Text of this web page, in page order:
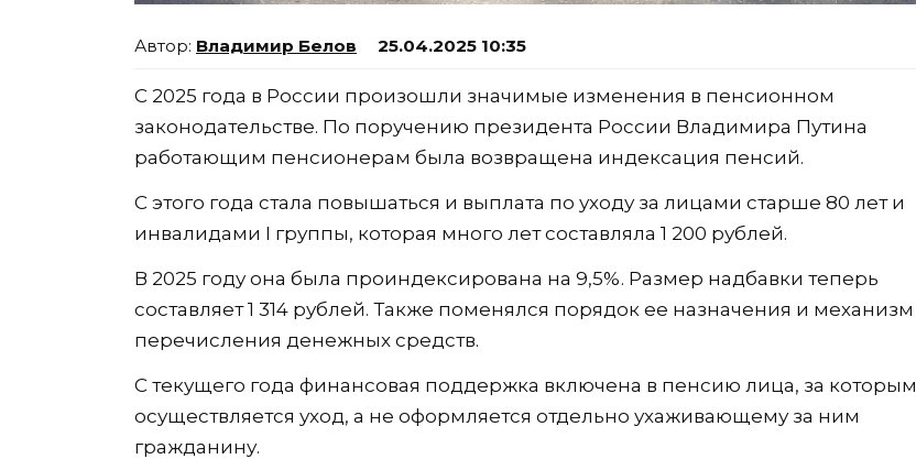
Владимир Белов 25.04.2025 10:35
С 2025 года в России произошли значимые изменения в пенсионном
законодательстве. По поручению президента России Владимира Путина
работающим пенсионерам была возвращена индексация пенсий.
С этого года стала повышаться и выплата по уходу за лицами старше 80 лет и
инвалидами I группы, которая много лет составляла 1 200 рублей.
В 2025 году она была проиндексирована на 9,5%. Размер надбавки теперь
составляет 1 314 рублей. Также поменялся порядок ее назначения и механизм
перечисления денежных средств.
С текущего года финансовая поддержка включена в пенсию лица, за которым
осуществляется уход, а не оформляется отдельно ухаживающему за ним
гражданину.